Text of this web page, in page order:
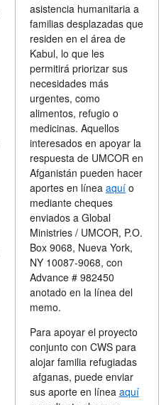
asistencia humanitaria a
familias desplazadas que
residen en el área de
Kabul, lo que les
permitirá priorizar sus
necesidades más
urgentes, como
alimentos, refugio o
medicinas. Aquellos
interesados en apoyar la
respuesta de UMCOR en
Afganistán pueden hacer
aportes en línea aquío
mediante cheques
enviados a Global
Ministries / UMCOR, P.O.
Box 9068, Nueva York,
NY 10087-9068, con
Advance # 982450
anotado en la línea del
memo.
Para apoyar el proyecto
conjunto con CWS para
alojar familia refugiadas
afganas, puede enviar
sus aporte en línea aquí